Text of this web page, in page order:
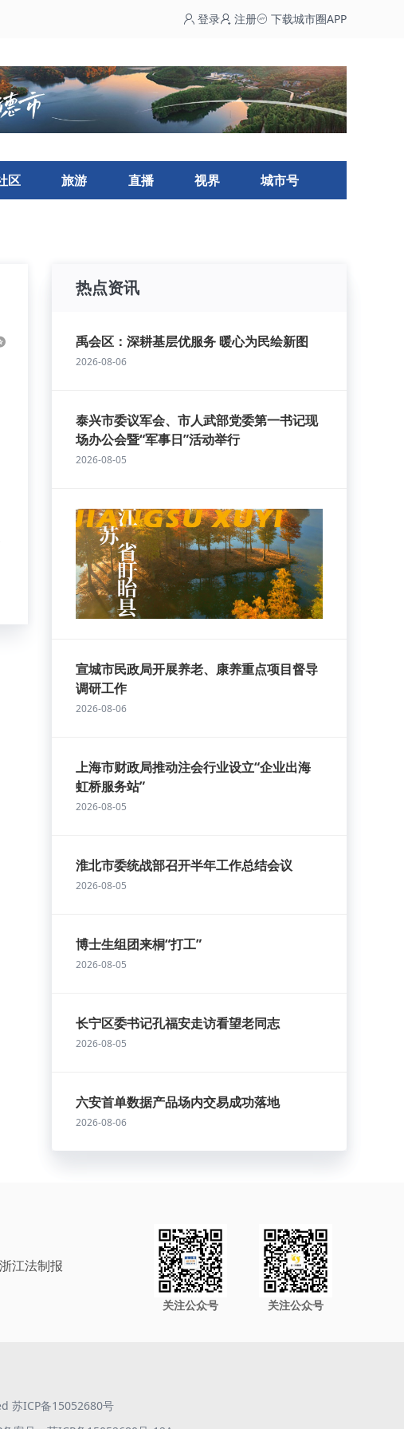
登录 注册 下载城市圈APP
区 旅游 直播 视界 城市号
热点资讯
禹会区：深耕基层优服务 暖心为民绘新图
2026-08-06
泰兴市委议军会、市人武部党委第一书记现
场办公会暨“军事日”活动举行
2026-08-05
宣城市民政局开展养老、康养重点项目督导
调研工作
2026-08-06
上海市财政局推动注会行业设立“企业出海
虹桥服务站”
2026-08-05
淮北市委统战部召开半年工作总结会议
2026-08-05
博士生组团来桐“打工”
2026-08-05
长宁区委书记孔福安走访看望老同志
2026-08-05
六安首单数据产品场内交易成功落地
2026-08-06
浙江法制报
关注公众号 关注公众号
苏ICP备15052680号